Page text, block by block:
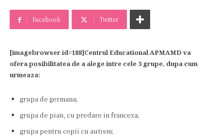
Facebook Twitter
[imagebrowser id=188]Centrul Educational APMAMD va
ofera posibilitatea de a alege intre cele 3 grupe, dupa cum
urmeaza:
grupa de germana;
grupa de pian, cu predare in franceza;
grupa pentru copii cu autism;